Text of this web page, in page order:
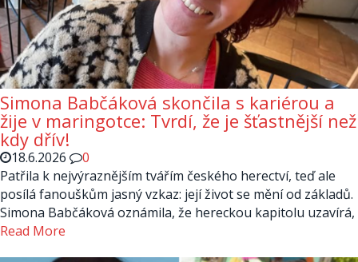
Simona Babčáková skončila s kariérou a
žije v maringotce: Tvrdí, že je šťastnější než
kdy dřív!
18.6.2026
0
Patřila k nejvýraznějším tvářím českého herectví, teď ale
posílá fanouškům jasný vzkaz: její život se mění od základů.
Simona Babčáková oznámila, že hereckou kapitolu uzavírá,
Read More